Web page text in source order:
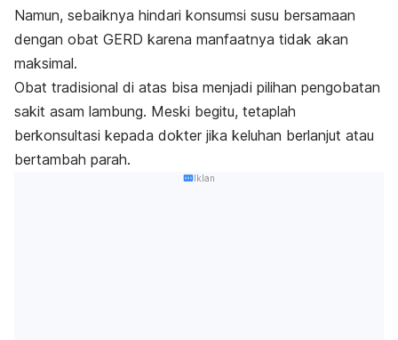
Namun, sebaiknya hindari konsumsi susu bersamaan
dengan obat GERD karena manfaatnya tidak akan
maksimal.
Obat tradisional di atas bisa menjadi pilihan pengobatan
sakit asam lambung. Meski begitu, tetaplah
berkonsultasi kepada dokter jika keluhan berlanjut atau
bertambah parah.
Iklan